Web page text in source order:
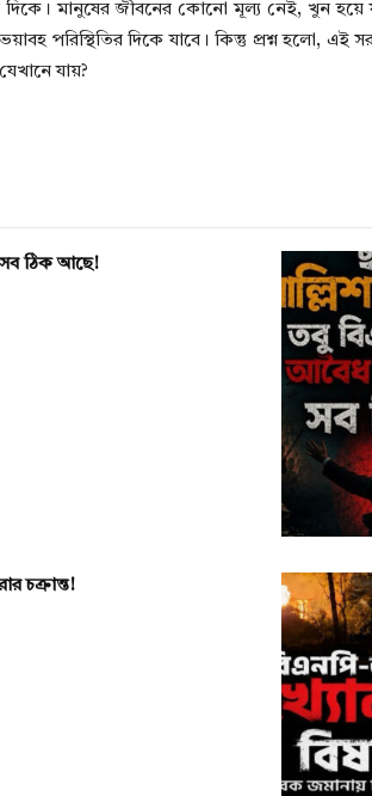
দিকে। মানুষের জীবনের কোনো মূল্য নেই, খুন হয়ে
পরিস্থিতির দিকে যাবে। কিন্তু প্রশ্ন হলো, এই
যায়?
সব ঠিক আছে!
চক্রান্ত!